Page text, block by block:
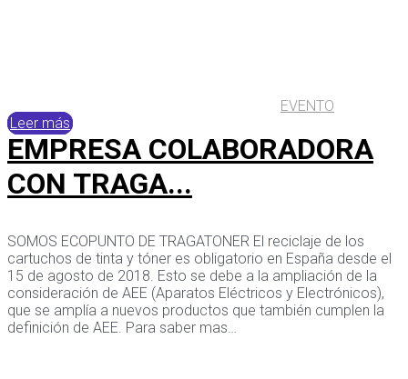
EVENTO
Leer más
EMPRESA COLABORADORA
CON TRAGA...
SOMOS ECOPUNTO DE TRAGATONER El reciclaje de los
cartuchos de tinta y tóner es obligatorio en España desde el
15 de agosto de 2018. Esto se debe a la ampliación de la
consideración de AEE (Aparatos Eléctricos y Electrónicos),
que se amplía a nuevos productos que también cumplen la
definición de AEE. Para saber mas…